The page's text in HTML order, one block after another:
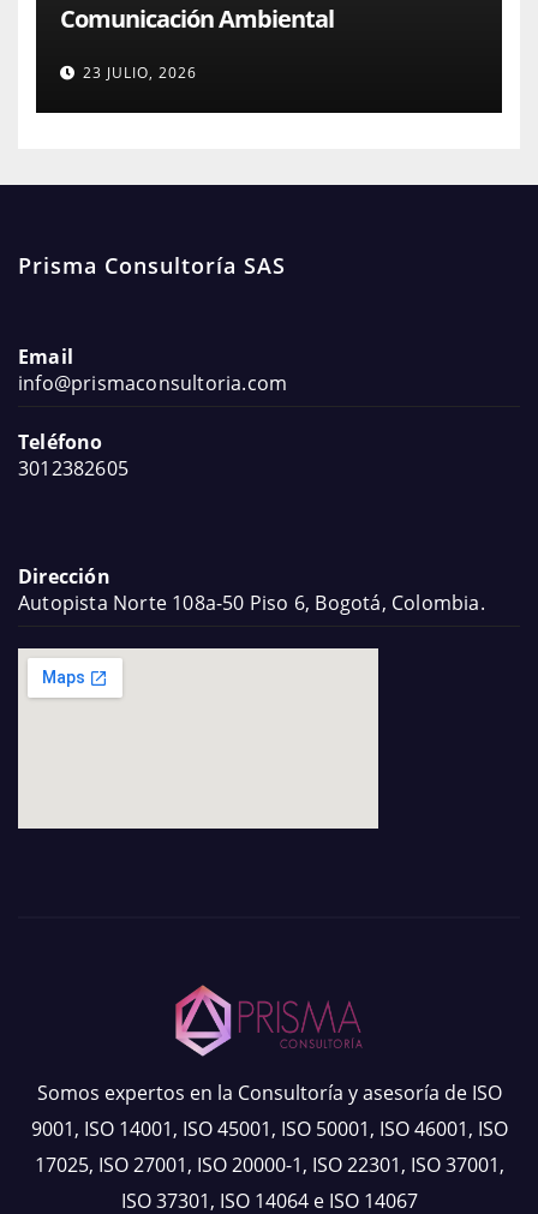
Comunicación Ambiental
23 JULIO, 2026
Prisma Consultoría SAS
Email
info@prismaconsultoria.com
Teléfono
3012382605
Dirección
Autopista Norte 108a-50 Piso 6, Bogotá, Colombia.
Somos expertos en la Consultoría y asesoría de ISO
9001, ISO 14001, ISO 45001, ISO 50001, ISO 46001, ISO
17025, ISO 27001, ISO 20000-1, ISO 22301, ISO 37001,
ISO 37301, ISO 14064 e ISO 14067